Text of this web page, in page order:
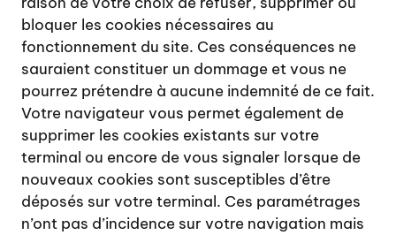
bloquer les cookies nécessaires au
fonctionnement du site. Ces conséquences ne
sauraient constituer un dommage et vous ne
pourrez prétendre à aucune indemnité de ce fait.
Votre navigateur vous permet également de
supprimer les cookies existants sur votre
terminal ou encore de vous signaler lorsque de
nouveaux cookies sont susceptibles d’être
déposés sur votre terminal. Ces paramétrages
n’ont pas d’incidence sur votre navigation mais